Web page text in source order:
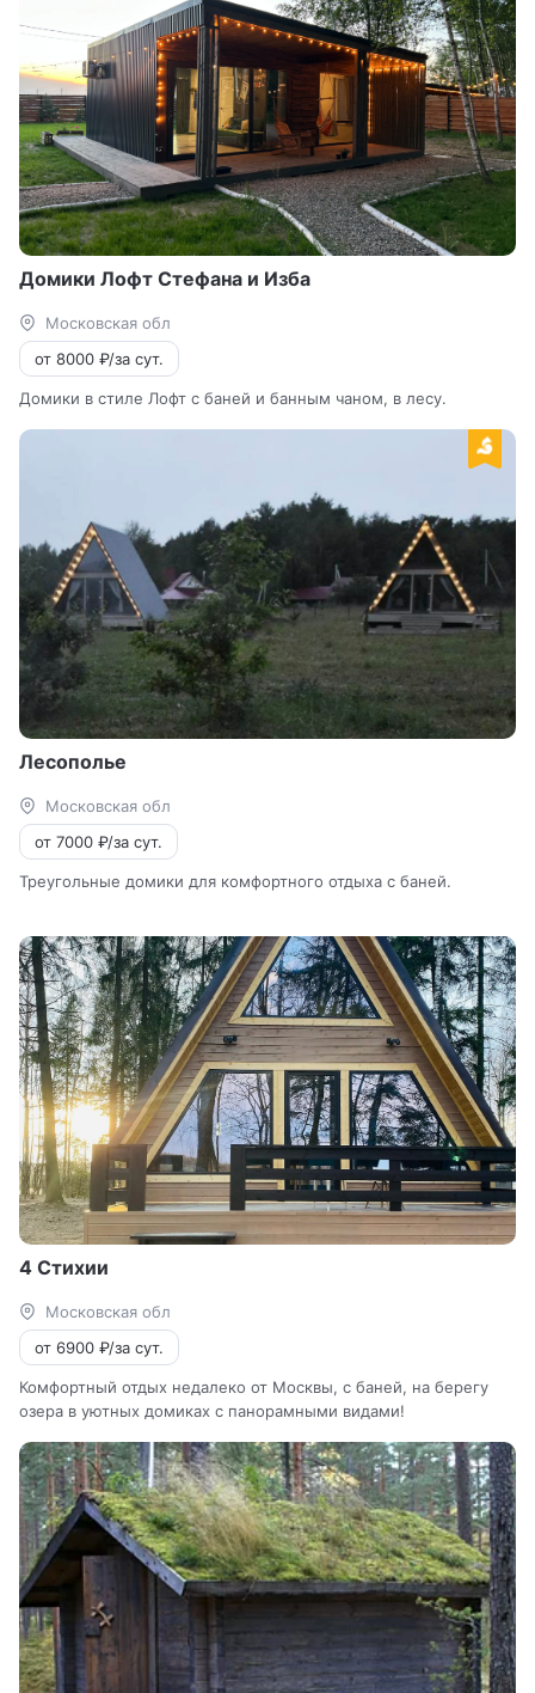
Домики Лофт Стефана и Изба
Московская обл
от 8000 ₽/за сут.
Домики в стиле Лофт с баней и банным чаном, в лесу.
Лесополье
Московская обл
от 7000 ₽/за сут.
Треугольные домики для комфортного отдыха с баней.
4 Стихии
Московская обл
от 6900 ₽/за сут.
Комфортный отдых недалеко от Москвы, с баней, на берегу
озера в уютных домиках с панорамными видами!